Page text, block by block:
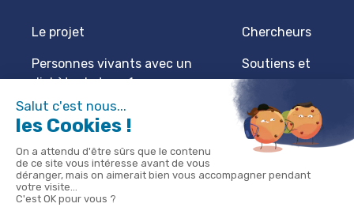
Le projet
Personnes vivants avec un
diabète de type 1
Professionnels de santé
Protection des données
Chercheurs
Soutiens et
sponsors
Actualités
Mentions